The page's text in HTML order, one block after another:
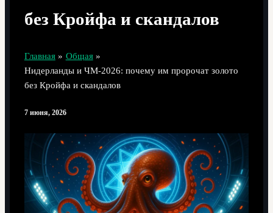
без Кройфа и скандалов
Главная
Общая
Нидерланды и ЧМ‑2026: почему им пророчат золото
без Кройфа и скандалов
7 июня, 2026